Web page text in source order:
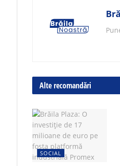
Alte recomandări
SOCIAL